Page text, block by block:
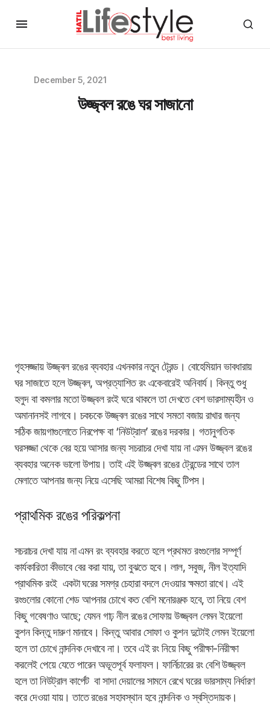
December 5, 2021
উজ্জ্বল রঙে ঘর সাজানো
গৃহসজ্জায় উজ্জ্বল রঙের ব্যবহার এখনকার নতুন ট্রেন্ড। বোহেমিয়ান ভাবধারায়
ঘর সাজাতে হলে উজ্জ্বল,অপ্রত্যাশিতরং একেবারেই অনিবার্য। কিন্তু শুধু
হলুদ বা কমলার মতো উজ্জ্বলরংই ঘরে থাকলে তা দেখতে বেশ ভারসাম্যহীন ও
অমানানসই লাগবে। চকচকে উজ্জ্বলরঙের সাথে সমতা বজায় রাখার জন্য
সঠিক জায়গাগুলোতে নিরপেক্ষ বা ‘নিউট্রাল’ রঙের দরকার। গতানুগতিক
ঘরসজ্জা থেকে বের হয়ে আসার জন্যসচরাচর দেখা যায় না এমন উজ্জ্বলরঙের
ব্যবহার অনেক ভালো উপায়। তাই এই উজ্জ্বল রঙের ট্রেন্ডের সাথে তাল
মেলাতে আপনার জন্য নিয়ে এসেছি আমরা বিশেষ কিছু টিপস।
প্রাথমিক রঙের পরিকল্পনা
সচরাচর দেখা যায় না এমন রং ব্যবহার করতে হলে প্রথমত রংগুলোর সম্পূর্ণ
কার্যকারিতা কীভাবে বের করা যায়, তা বুঝতে হবে। লাল, সবুজ, নীল ইত্যাদি
প্রাথমিক রংই একটা ঘরের সমগ্র চেহারা বদলে দেওয়ার ক্ষমতা রাখে। এই
রংগুলোর কোনোশেডআপনার চোখে কত বেশি মনোরঞ্জক হবে, তানিয়ে বেশ
কিছু গবেষণাও আছে; যেমন গাঢ় নীল রঙের সোফায় উজ্জ্বল লেমন ইয়েলো
কুশন কিন্তু দারুণ মানাবে। কিন্তু আবার সোফা ও কুশন দুটোই লেমন ইয়েলো
হলে তা চোখে নান্দনিক দেখাবে না। তবে এই রং নিয়ে কিছু পরীক্ষা-নিরীক্ষা
করলেই পেয়ে যেতে পারেন অভূতপূর্ব ফলাফল। ফার্নিচারের রং বেশিউজ্জ্বল
হলে তা নিউট্রাল কার্পেট বা সাদা দেয়ালের সামনে রেখে ঘরের ভারসাম্য নির্ধারণ
করে দেওয়া যায়।তাতে রঙের সহাবস্থান হবে নান্দনিক ও স্বস্তিদায়ক।